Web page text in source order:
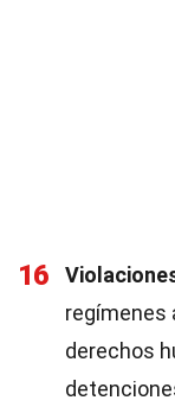
16
regímenes
derechos